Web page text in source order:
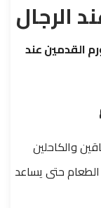
الرجال
القدمين عند
والكاحلين
الطعام حتى يساعد